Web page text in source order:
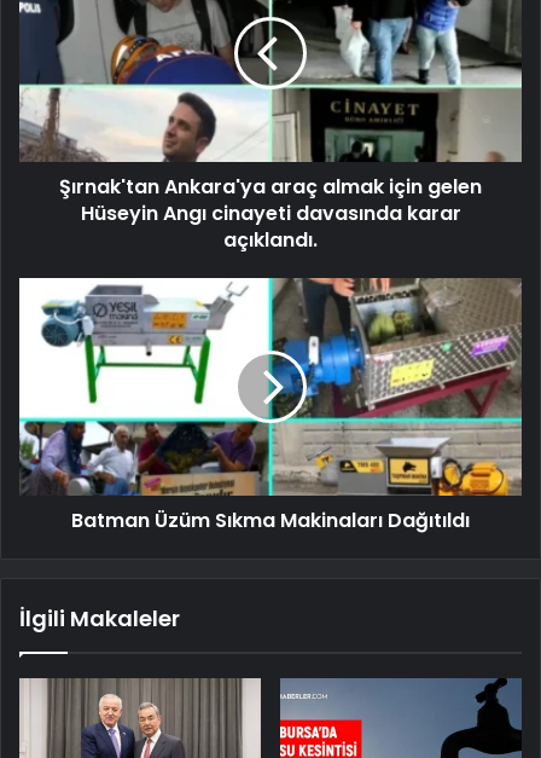
Şırnak'tan Ankara'ya araç almak için gelen
Hüseyin Angı cinayeti davasında karar
açıklandı.
Batman Üzüm Sıkma Makinaları Dağıtıldı
İlgili Makaleler